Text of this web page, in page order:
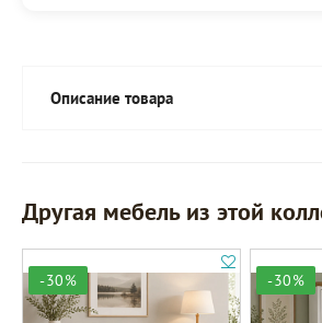
Описание товара
Другая мебель из этой
-30% -30%